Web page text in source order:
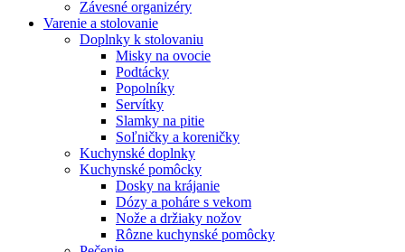
Závesné organizéry
Varenie a stolovanie
Doplnky k stolovaniu
Misky na ovocie
Podtácky
Popolníky
Servítky
Slamky na pitie
Soľničky a koreničky
Kuchynské doplnky
Kuchynské pomôcky
Dosky na krájanie
Dózy a poháre s vekom
Nože a držiaky nožov
Rôzne kuchynské pomôcky